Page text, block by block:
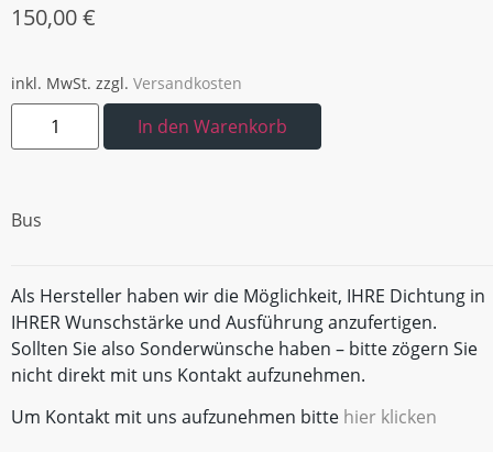
150,00€
inkl. MwSt. zzgl. Versandkosten
In den Warenkorb
Bus
Als Hersteller haben wir die Möglichkeit, IHRE Dichtung in
IHRER Wunschstärke und Ausführung anzufertigen.
Sollten Sie also Sonderwünsche haben – bitte zögern Sie
nicht direkt mit uns Kontakt aufzunehmen.
Um Kontakt mit uns aufzunehmen bitte hier klicken